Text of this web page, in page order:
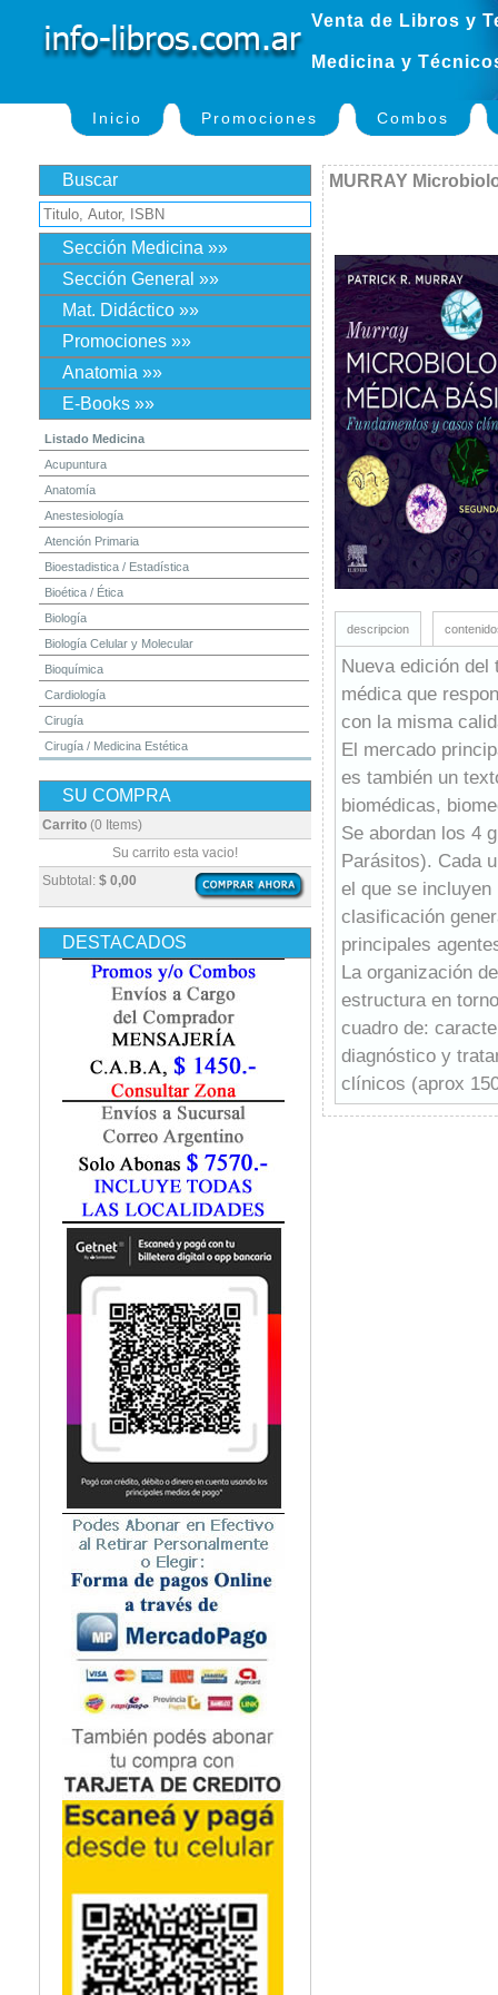
Venta de Libros y
Medicina y
Inicio Promociones Combos
Buscar
Sección Medicina »»
Sección General »»
Mat. Didáctico »»
Promociones »»
Anatomia »»
E-Books »»
Listado Medicina
Acupuntura
Anatomía
Anestesiología
Atención Primaria
Bioestadistica / Estadística
Bioética / Ética
Biología
Biología Celular y Molecular
Bioquímica
Cardiología
Cirugía
Cirugía / Medicina Estética
Dermatología
Diagnóstico por Imagen / Radiología
Embriología
Enfermería
Epidemiología
Farmacia / Farmacología
Fisiatría / Kinesiología
Fisiología / Fisiopatología
Fonoaudiología
Gastroenterología
Geriatría
Ginecología / Obstetricia
Hematología
Histología
Homeopatía
Infectología
Inmunología
Instrumentación Quirurgica
Medicina del Deporte / Rehabilitación
Medicina Emergencias / Urgencias
Medicina Forense / Legal
Medicina General
Medicina Interna
Microbiología
Nefrología
Neonatología / Pediatría
Neumología
Neuroanatomía / Neurociencia
Neurocirugía
Neurología
Nutrición
Odontología
Oftalmología
Oncología / Cuidados Paliativos
Ortopedía / Traumatología
Osteopatía
Otorrinolaringología
Podología
Psicología
Psiquiatría
Química
SU COMPRA
Carrito (0 Items)
Subtotal: $ 0,00
Su carrito esta vacio!
DESTACADOS
MURRAY
descripcion
Nueva edición
médica que
con la misma
El mercado
es también un
biomédicas,
Se abordan los 4
Parásitos). Cada
el que se
clasificación
principales
La organización
estructura en
cuadro de:
diagnóstico y
clínicos (aprox
A nivel de